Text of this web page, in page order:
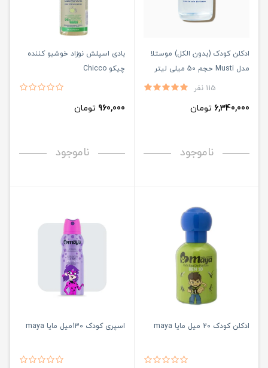
ادکلن کودک (بدون الکل) موستلا
مدل Musti حجم 50 میلی لیتر
115 نفر
6,340,000 تومان
ناموجود
بادی اسپلش نوزاد خوشبو کننده
چیکو Chicco
960,000 تومان
ناموجود
ادکلن کودک 20 میل مایا maya اسپری کودک 130میل مایا maya